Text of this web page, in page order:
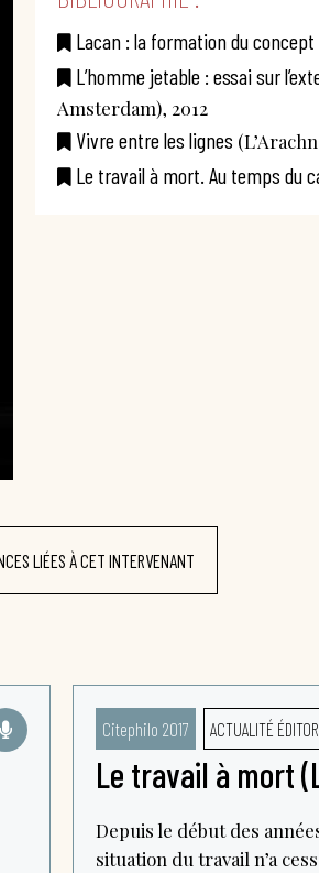
Lacan : la formation du
L’homme jetable : essai sur
Amsterdam), 2012
Vivre entre les lignes
Le travail à mort. Au temps du
LIÉES À CET INTERVENANT
Citephilo 2017 ACTUALITÉ
Le travail à mort
Depuis le début des
situation du travail n’a